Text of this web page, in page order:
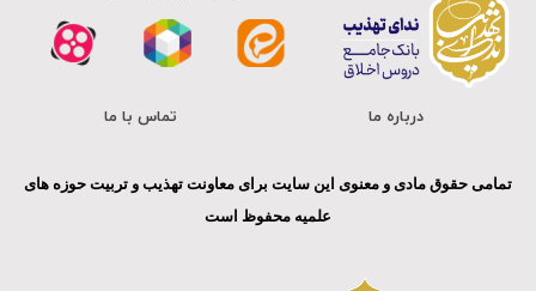
درباره ما تماس با ما
تمامی حقوق مادی و معنوی این سایت برای معاونت تهذیب و تربیت حوزه های
علمیه محفوظ است